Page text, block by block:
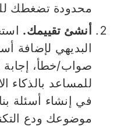
محدودة تضغطك
أنشئ تقييمك.
البديهي لإضافة
صواب/خطأ، إجابة
للمساعد بالذكاء
في إنشاء أسئلة
موضوعك ودع